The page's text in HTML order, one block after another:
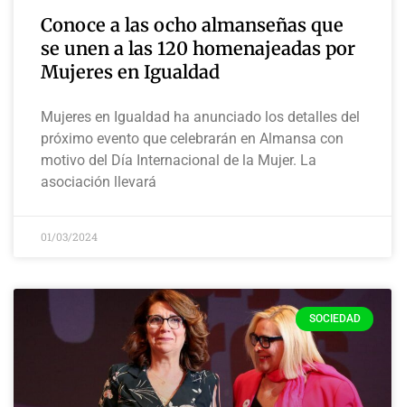
Conoce a las ocho almanseñas que
se unen a las 120 homenajeadas por
Mujeres en Igualdad
Mujeres en Igualdad ha anunciado los detalles del
próximo evento que celebrarán en Almansa con
motivo del Día Internacional de la Mujer. La
asociación llevará
01/03/2024
SOCIEDAD